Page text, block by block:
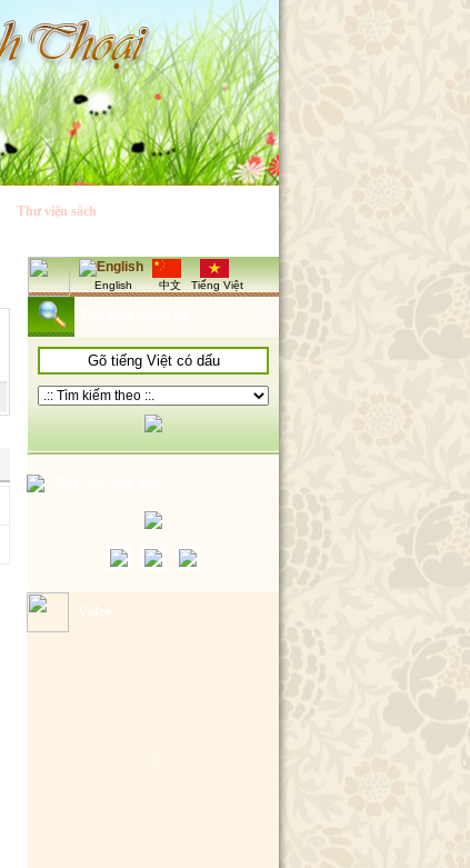
Thư viện sách
English 中文 Tiếng Việt
Video